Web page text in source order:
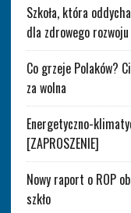
Szkoła, która
dla zdrowego
Co grzeje Polaków?
za wolna
Energetyczno-
[ZAPROSZENIE]
Nowy raport o ROP
szkło